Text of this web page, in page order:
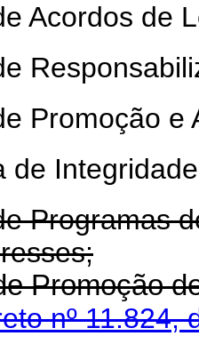
Acordos de
Promoção e
de
Programas
nº 11.824,